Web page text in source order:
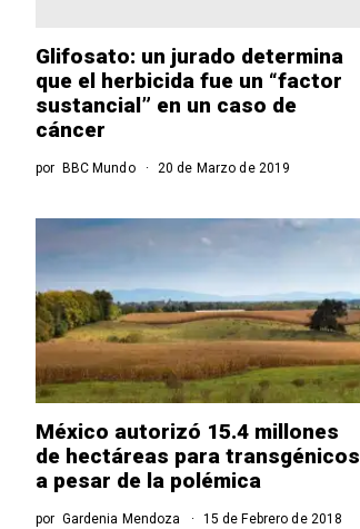
Glifosato: un jurado determina
que el herbicida fue un “factor
sustancial” en un caso de
cáncer
por BBC Mundo 20 de Marzo de 2019
México autorizó 15.4 millones
de hectáreas para transgénicos
a pesar de la polémica
por Gardenia Mendoza 15 de Febrero de 2018